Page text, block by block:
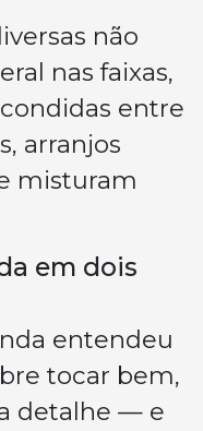
não
nas faixas,
entre
arranjos
misturam
em dois
entendeu
tocar bem,
detalhe — e